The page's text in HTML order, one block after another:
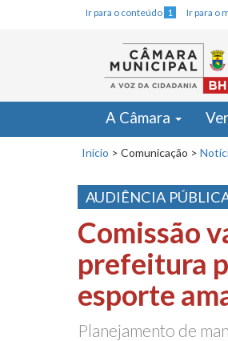
Ir para o conteúdo 1 Ir para o
A Câmara
Início > Comunicação >
AUDIÊNCIA
Comissão
prefeitura
esporte
Planejamento de